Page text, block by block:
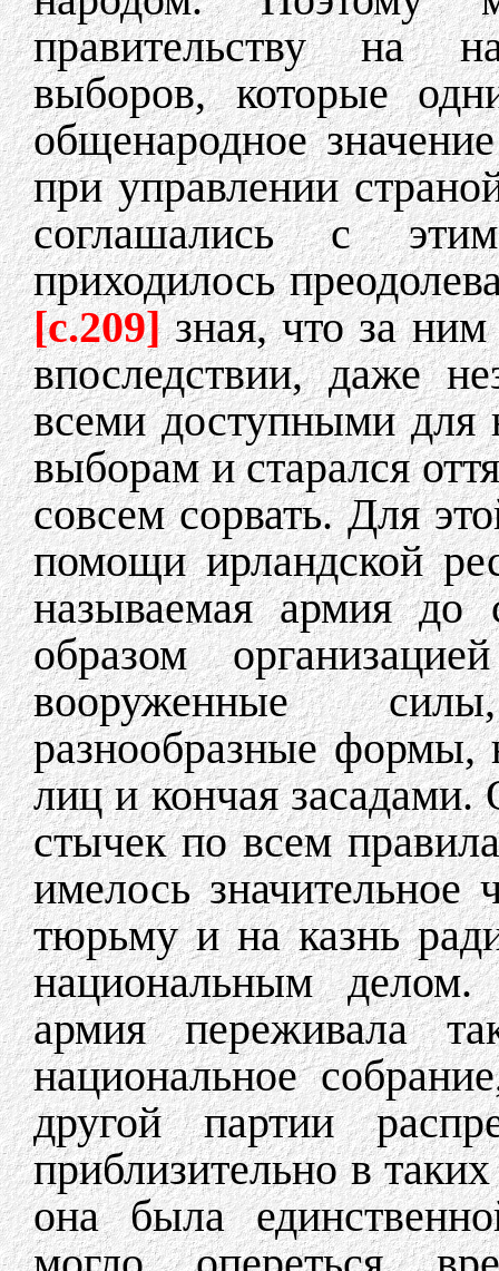
правительству на
выборов, которые
общенародное
при управлении
соглашались с
приходилось
[c.209]зная, что за ним
впоследствии, даже
всеми доступными для
выборам и старался
совсем сорвать. Для
помощи ирландской
называемая армия до
образом
вооруженные
разнообразные формы,
лиц и кончая засадами.
стычек по всем
имелось
тюрьму и на казнь
национальным делом.
армия переживала
национальное
другой партии
приблизительно в
она была